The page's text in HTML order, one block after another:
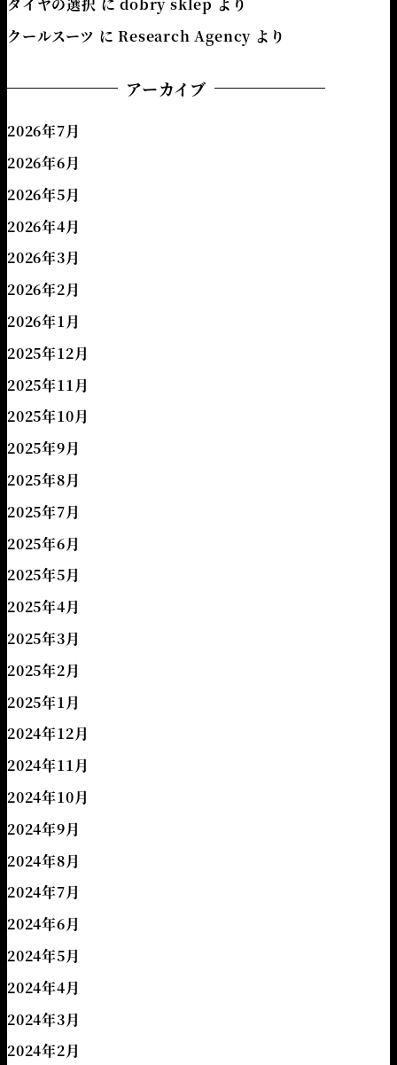
タイヤの選択 にdobry sklep より
クールスーツ にResearch Agency より
アーカイブ
2026年7月
2026年6月
2026年5月
2026年4月
2026年3月
2026年2月
2026年1月
2025年12月
2025年11月
2025年10月
2025年9月
2025年8月
2025年7月
2025年6月
2025年5月
2025年4月
2025年3月
2025年2月
2025年1月
2024年12月
2024年11月
2024年10月
2024年9月
2024年8月
2024年7月
2024年6月
2024年5月
2024年4月
2024年3月
2024年2月